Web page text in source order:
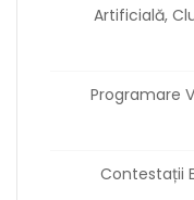
Artificială,
Programare
Contestații